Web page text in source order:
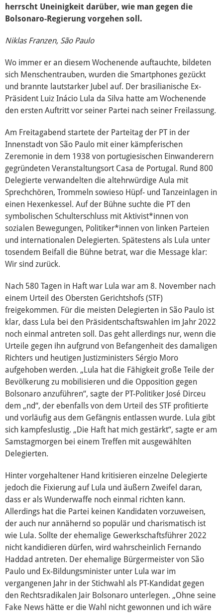
Reden
Termine
Presse
Mediathek
herrscht Uneinigkeit darüber, wie man gegen die
Bolsonaro-Regierung vorgehen soll.
Niklas Franzen, São Paulo
Wo immer er an diesem Wochenende auftauchte, bildeten
sich Menschentrauben, wurden die Smartphones gezückt
und brannte lautstarker Jubel auf. Der brasilianische Ex-
Präsident Luiz Inácio Lula da Silva hatte am Wochenende
den ersten Auftritt vor seiner Partei nach seiner Freilassung.
Am Freitagabend startete der Parteitag der PT in der
Innenstadt von São Paulo mit einer kämpferischen
Zeremonie in dem 1938 von portugiesischen Einwanderern
gegründeten Veranstaltungsort Casa de Portugal. Rund 800
Delegierte verwandelten die altehrwürdige Aula mit
Sprechchören, Trommeln sowieso Hüpf- und Tanzeinlagen in
einen Hexenkessel. Auf der Bühne suchte die PT den
symbolischen Schulterschluss mit Aktivist*innen von
sozialen Bewegungen, Politiker*innen von linken Parteien
und internationalen Delegierten. Spätestens als Lula unter
tosendem Beifall die Bühne betrat, war die Message klar:
Wir sind zurück.
Nach 580 Tagen in Haft war Lula war am 8. November nach
einem Urteil des Obersten Gerichtshofs (STF)
freigekommen. Für die meisten Delegierten in São Paulo ist
klar, dass Lula bei den Präsidentschaftswahlen im Jahr 2022
noch einmal antreten soll. Das geht allerdings nur, wenn die
Urteile gegen ihn aufgrund von Befangenheit des damaligen
Richters und heutigen Justizministers Sérgio Moro
aufgehoben werden. „Lula hat die Fähigkeit große Teile der
Bevölkerung zu mobilisieren und die Opposition gegen
Bolsonaro anzuführen“, sagte der PT-Politiker José Dirceu
dem „nd“, der ebenfalls von dem Urteil des STF profitierte
und vorläufig aus dem Gefängnis entlassen wurde. Lula gibt
sich kampfeslustig. „Die Haft hat mich gestärkt“, sagte er am
Samstagmorgen bei einem Treffen mit ausgewählten
Delegierten.
Hinter vorgehaltener Hand kritisieren einzelne Delegierte
jedoch die Fixierung auf Lula und äußern Zweifel daran,
dass er als Wunderwaffe noch einmal richten kann.
Allerdings hat die Partei keinen Kandidaten vorzuweisen,
der auch nur annähernd so populär und charismatisch ist
wie Lula. Sollte der ehemalige Gewerkschaftsführer 2022
nicht kandidieren dürfen, wird wahrscheinlich Fernando
Haddad antreten. Der ehemalige Bürgermeister von São
Paulo und Ex-Bildungsminister unter Lula war im
vergangenen Jahr in der Stichwahl als PT-Kandidat gegen
den Rechtsradikalen Jair Bolsonaro unterlegen. „Ohne seine
Fake News hätte er die Wahl nicht gewonnen und ich wäre